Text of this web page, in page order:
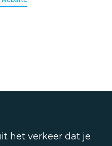
het verkeer dat je